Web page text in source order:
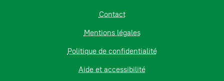
Contact
Mentions légales
Politique de confidentialité
Aide et accessibilité